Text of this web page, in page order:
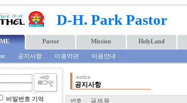
D-H. Park Pastor
Pastor Mission HolyLand
공지사항 이용약관 이용안내
비밀번호 기억
notice
공지사항
번호 글 제 목